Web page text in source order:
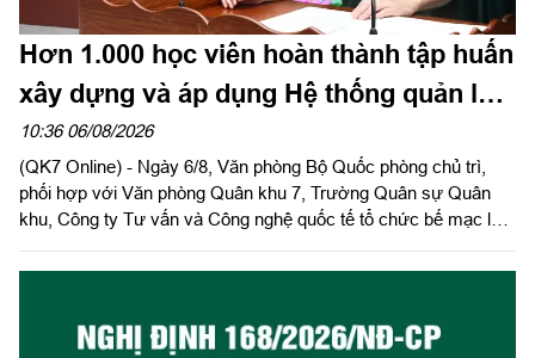
Hơn 1.000 học viên hoàn thành tập huấn
xây dựng và áp dụng Hệ thống quản lý
chất lượng theo Tiêu chuẩn quốc gia
TCVN ISO 9001:2015
10:36 06/08/2026
(QK7 Online) - Ngày 6/8, Văn phòng Bộ Quốc phòng chủ trì,
phối hợp với Văn phòng Quân khu 7, Trường Quân sự Quân
khu, Công ty Tư vấn và Công nghệ quốc tế tổ chức bế mạc lớp
lượng theo Tiêu chuẩn quốc gia TCVN ISO 9001:2015 năm